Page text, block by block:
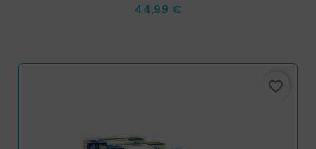
Prix
44,99 €
favorite_border